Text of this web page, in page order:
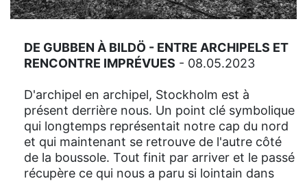
DE GUBBEN À BILDÖ - ENTRE ARCHIPELS ET
RENCONTRE IMPRÉVUES - 08.05.2023
D'archipel en archipel, Stockholm est à
présent derrière nous. Un point clé symbolique
qui longtemps représentait notre cap du nord
et qui maintenant se retrouve de l'autre côté
de la boussole. Tout finit par arriver et le passé
récupère ce qui nous a paru si lointain dans